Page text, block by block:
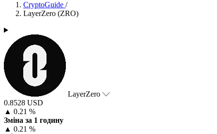
CryptoGuide /
LayerZero (ZRO)
LayerZero
0.8528 USD
▲ 0.21 %
Зміна за 1 годину
▲ 0.21 %